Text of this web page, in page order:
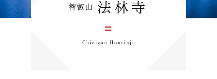
智叡山 法林寺
Chieizan Hourinji